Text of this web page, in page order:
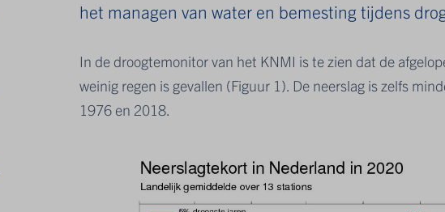
het managen van water en bemesting tijdens
In de droogtemonitor van het KNMI is te zien dat de
weinig regen is gevallen (Figuur 1). De neerslag is zelfs
1976 en 2018.